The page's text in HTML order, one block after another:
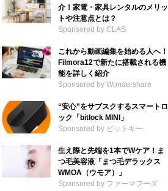
介！家電・家具レンタルのメリッ
トや注意点とは？
Sponsored by CLAS
これから動画編集を始める人へ！
Filmora12で新たに搭載される機
能を詳しく紹介
Sponsored by Wondershare
“安心”をサブスクするスマートロ
ック「bitlock MINI」
Sponsored by ビットキー
生え際と先端を1本でWケア！ま
つ毛美容液「まつ毛デラックス
WMOA（ウモア）」
Sponsored by ファーマフーズ